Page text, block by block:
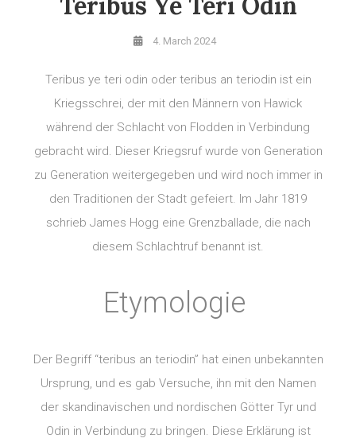
4. March 2024
Teribus ye teri odin oder teribus an teriodin ist ein
Kriegsschrei, der mit den Männern von Hawick
während der Schlacht von Flodden in Verbindung
gebracht wird. Dieser Kriegsruf wurde von Generation
zu Generation weitergegeben und wird noch immer in
den Traditionen der Stadt gefeiert. Im Jahr 1819
schrieb James Hogg eine Grenzballade, die nach
diesem Schlachtruf benannt ist.
Etymologie
Der Begriff “teribus an teriodin” hat einen unbekannten
Ursprung, und es gab Versuche, ihn mit den Namen
der skandinavischen und nordischen Götter Tyr und
Odin in Verbindung zu bringen. Diese Erklärung ist